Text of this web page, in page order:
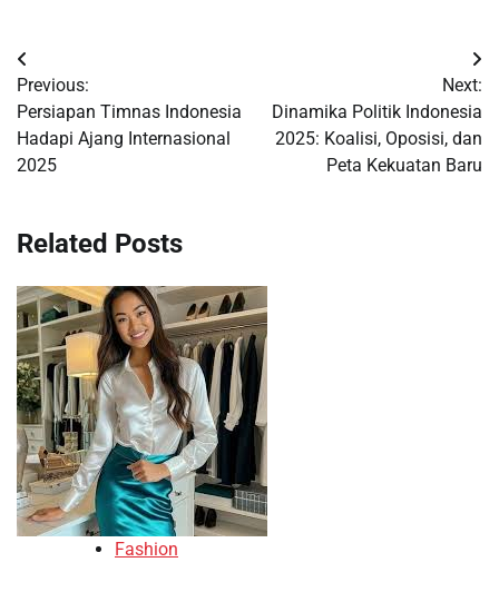
Post
navigation
Previous:
Persiapan Timnas Indonesia
Hadapi Ajang Internasional
2025
Next:
Dinamika Politik Indonesia
2025: Koalisi, Oposisi, dan
Peta Kekuatan Baru
Related Posts
Fashion